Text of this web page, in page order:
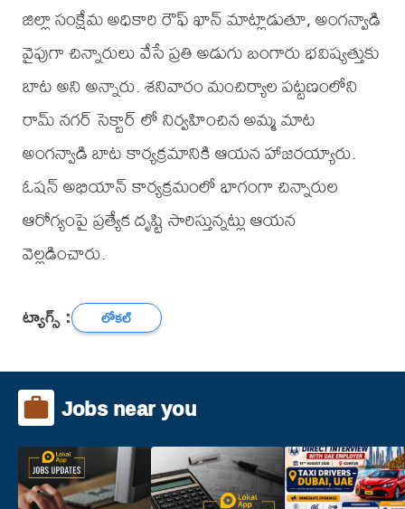
జిల్లా సంక్షేమ అధికారి రౌఫ్ ఖాన్ మాట్లాడుతూ, అంగన్వాడి
వైపుగా చిన్నారులు వేసే ప్రతి అడుగు బంగారు భవిష్యత్తుకు
బాట అని అన్నారు. శనివారం మంచిర్యాల పట్టణంలోని
రామ్ నగర్ సెక్టార్ లో నిర్వహించిన అమ్మ మాట
అంగన్వాడి బాట కార్యక్రమానికి ఆయన హాజరయ్యారు.
ఓషన్ అభియాన్ కార్యక్రమంలో భాగంగా చిన్నారుల
ఆరోగ్యంపై ప్రత్యేక దృష్టి సారిస్తున్నట్లు ఆయన
వెల్లడించారు.
ట్యాగ్స్ : లోకల్
Jobs near you